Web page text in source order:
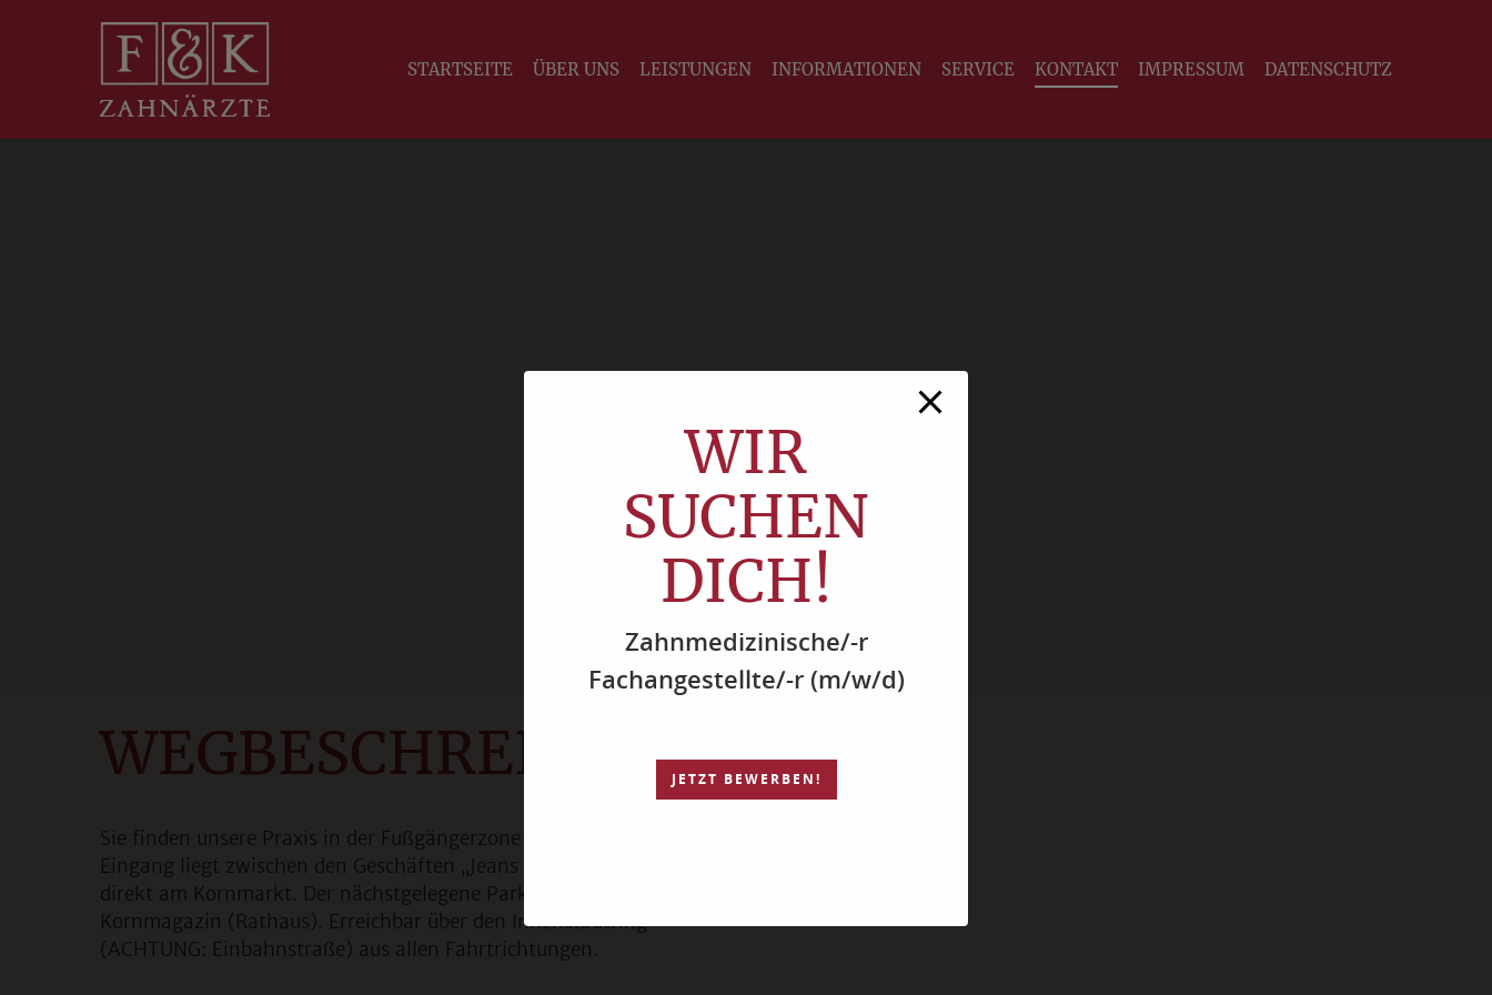
STARTSEITE ÜBER UNS LEISTUNGEN INFORMATIONEN SERVICE KONTAKT IMPRESSUM DATENSCHUTZ
WEGBESCHREIBUNG
Sie finden unsere Praxis in der Fußgängerzone von Osterode. Der
Eingang liegt zwischen den Geschäften „Jeans Fritz“ und „Bonita“,
direkt am Kornmarkt. Der nächstgelegene Parkplatz liegt am
Kornmagazin (Rathaus). Erreichbar über den Innenstadtring
(ACHTUNG: Einbahnstraße) aus allen Fahrtrichtungen.
WIR
SUCHEN
DICH!
Zahnmedizinische/-r
Fachangestellte/-r (m/w/d)
JETZT BEWERBEN!